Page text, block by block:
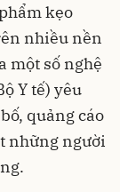
kẹo
nhiều nền
một số nghệ
Y tế) yêu
quảng cáo
những người